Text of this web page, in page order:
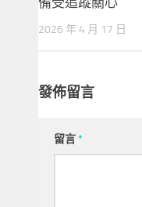
2026 年 4 月 17 日
發佈留言
留言*